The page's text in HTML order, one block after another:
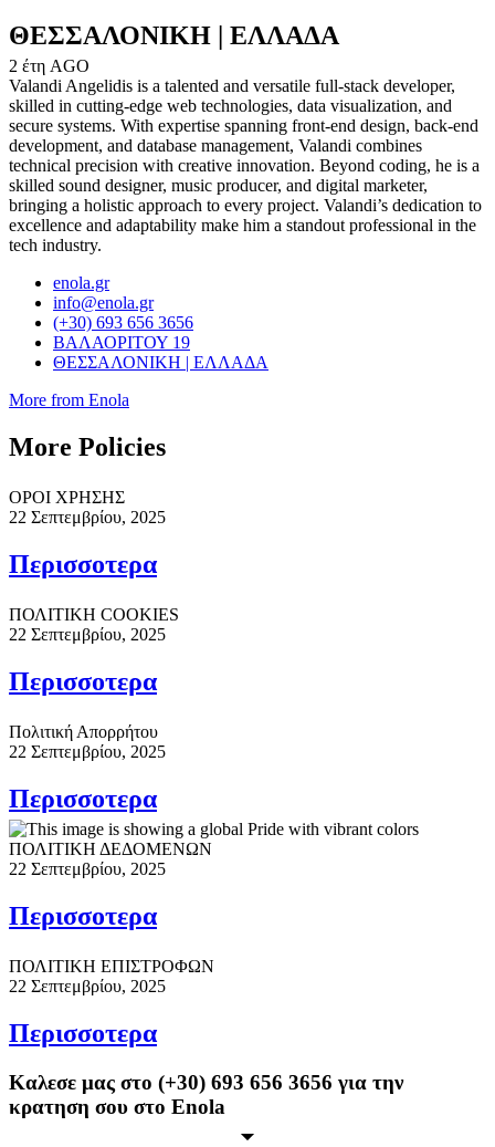
ΘΕΣΣΑΛΟΝΙΚΗ | ΕΛΛΑΔΑ
2 έτη AGO
Valandi Angelidis is a talented and versatile full-stack developer,
skilled in cutting-edge web technologies, data visualization, and
secure systems. With expertise spanning front-end design, back-end
development, and database management, Valandi combines
technical precision with creative innovation. Beyond coding, he is a
skilled sound designer, music producer, and digital marketer,
bringing a holistic approach to every project. Valandi’s dedication to
excellence and adaptability make him a standout professional in the
tech industry.
enola.gr
info@enola.gr
(+30) 693 656 3656
ΒΑΛΑΟΡΙΤΟΥ 19
ΘΕΣΣΑΛΟΝΙΚΗ | ΕΛΛΑΔΑ
More from Enola
More Policies
ΟΡΟΙ ΧΡΗΣΗΣ
22 Σεπτεμβρίου, 2025
Περισσoτερα
ΠΟΛΙΤΙΚΗ COOKIES
22 Σεπτεμβρίου, 2025
Περισσoτερα
Πολιτική Απορρήτου
22 Σεπτεμβρίου, 2025
Περισσoτερα
ΠΟΛΙΤΙΚΗ ΔΕΔΟΜΕΝΩΝ
22 Σεπτεμβρίου, 2025
Περισσoτερα
ΠΟΛΙΤΙΚΗ ΕΠΙΣΤΡΟΦΩΝ
22 Σεπτεμβρίου, 2025
Περισσoτερα
Καλεσε μας στο (+30) 693 656 3656 για την
κρατηση σου στο Enola